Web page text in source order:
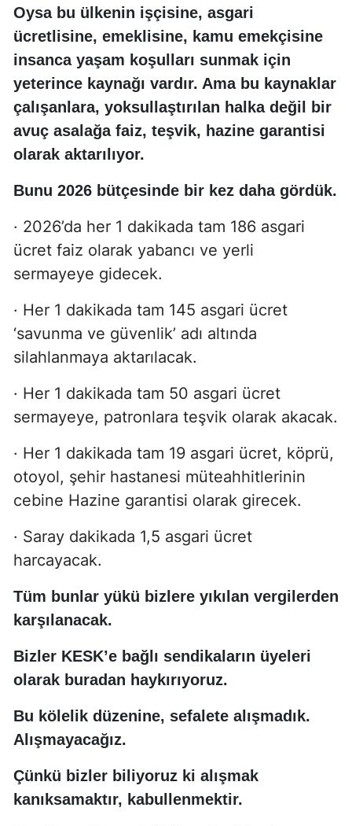
Oysa bu ülkenin işçisine, asgari
ücretlisine, emeklisine, kamu emekçisine
insanca yaşam koşulları sunmak için
yeterince kaynağı vardır. Ama bu kaynaklar
çalışanlara, yoksullaştırılan halka değil bir
avuç asalağa faiz, teşvik, hazine garantisi
olarak aktarılıyor.
Bunu 2026 bütçesinde bir kez daha gördük.
· 2026’da her 1 dakikada tam 186 asgari
ücret faiz olarak yabancı ve yerli
sermayeye gidecek.
· Her 1 dakikada tam 145 asgari ücret
‘savunma ve güvenlik’ adı altında
silahlanmaya aktarılacak.
· Her 1 dakikada tam 50 asgari ücret
sermayeye, patronlara teşvik olarak akacak.
· Her 1 dakikada tam 19 asgari ücret, köprü,
otoyol, şehir hastanesi müteahhitlerinin
cebine Hazine garantisi olarak girecek.
· Saray dakikada 1,5 asgari ücret
harcayacak.
Tüm bunlar yükü bizlere yıkılan vergilerden
karşılanacak.
Bizler KESK’e bağlı sendikaların üyeleri
olarak buradan haykırıyoruz.
Bu kölelik düzenine, sefalete alışmadık.
Alışmayacağız.
Çünkü bizler biliyoruz ki alışmak
kanıksamaktır, kabullenmektir.